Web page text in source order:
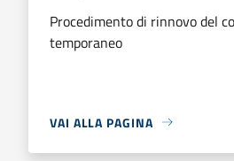
Procedimento di rinnovo del
temporaneo
VAI ALLA PAGINA